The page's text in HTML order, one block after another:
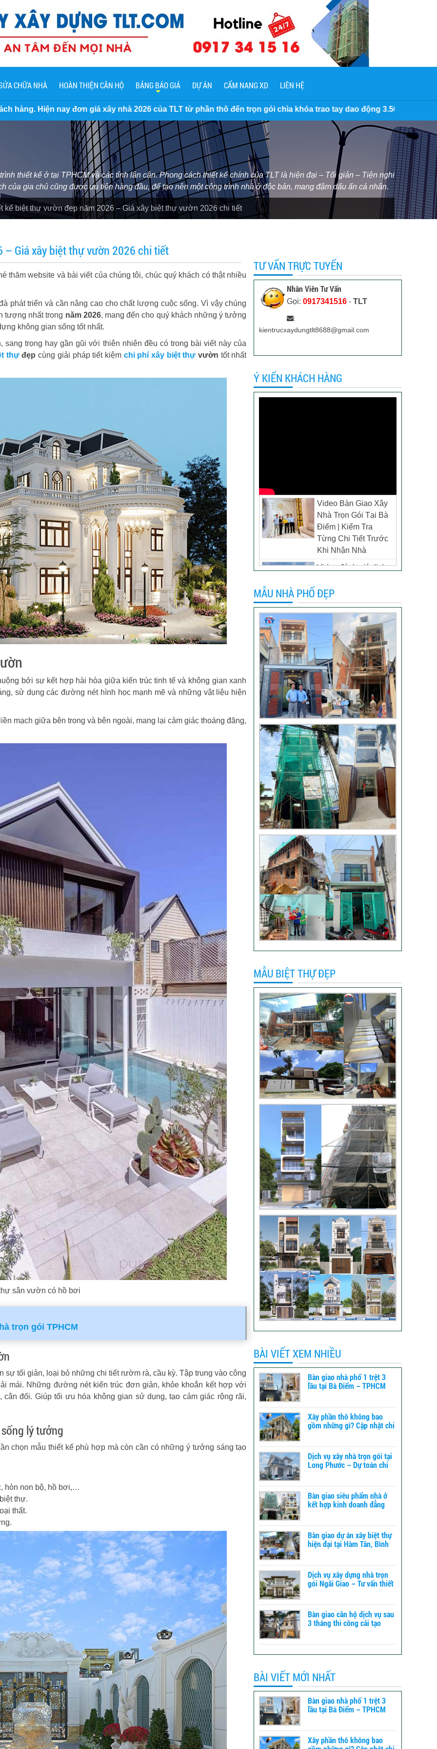
CHỮA NHÀ HOÀN THIỆN CĂN HỘ BẢNG BÁO GIÁ DỰ ÁN CẨM NANG XD LIÊN HỆ
xây nhà 2026 của TLT từ phần thô đến trọn gói chìa khóa trao tay dao động 3.500.000 VNĐ/M2 đến 7 Triệu/M2.
thiết kế ở tại TPHCM và các tỉnh lân cận. Phong cách thiết kế chính của TLT là hiện đại – Tối giản – Tiện nghi
của gia chủ cũng được ưu tiên hàng đầu, để tạo nên một công trình nhà ở độc bản, mang đậm dấu ấn cá nhân.
kế biệt thự vườn đẹp năm 2026 – Giá xây biệt thự vườn 2026 chi tiết
Giá xây biệt thự vườn 2026 chi tiết
thăm website và bài viết của chúng tôi, chúc quý khách có thật nhiều
phát triển và cần nâng cao cho chất lượng cuộc sống. Vì vậy chúng
tượng nhất trong năm 2026, mang đến cho quý khách những ý tưởng
không gian sống tốt nhất.
trọng hay gần gũi với thiên nhiên đều có trong bài viết này của
thựđẹp cùng giải pháp tiết kiệm chi phí xây biệt thự vườn tốt nhất
bởi sự kết hợp hài hòa giữa kiến trúc tinh tế và không gian xanh
sử dụng các đường nét hình học mạnh mẽ và những vật liệu hiện
mạch giữa bên trong và bên ngoài, mang lại cảm giác thoáng đãng,
sân vườn có hồ bơi
trọn gói TPHCM
tối giản, loại bỏ những chi tiết rườm rà, cầu kỳ. Tập trung vào công
mái. Những đường nét kiến trúc đơn giản, khỏe khoắn kết hợp với
đối. Giúp tối ưu hóa không gian sử dụng, tạo cảm giác rộng rãi,
lý tưởng
chọn mẫu thiết kế phù hợp mà còn cần có những ý tưởng sáng tạo
hòn non bộ, hồ bơi,…
thự.
thất.
TƯ VẤN TRỰC TUYẾN
Nhân Viên Tư Vấn
Gọi: 0917341516- TLT
:
kientrucxaydungtlt8688@gmail.com
Ý KIẾN KHÁCH HÀNG
Video Bàn Giao Xây
Nhà Trọn Gói Tại Bà
Điểm | Kiểm Tra
Từng Chi Tiết Trước
Khi Nhận Nhà
Video đánh giá dịch
Tân Uyên, Bình
Dương – Chủ đầu tư
anh Thương
Khách hàng đánh giá
dịch vụ xây dựng của
Đánh giá khách hàng
xây nhà tại Thủ Đức
Thi công móng nhà
có sàn vượt nhịp tại
Hóc Môn
Đánh giá của khách
hàng xây nhà 3 tầng
tại Thủ Đức
Video đánh giá của
khách hàng anh Hào
Quận Gò Vấp-Xây
nhà trọn gói
VIDEO đánh giá của
khách hàng xây nhà
trọn gói tại TP Thủ
Video sửa nhà trọn
gói tại Tân Bình
Video hình ảnh thi
công nhà anh Hiếu
Video bàn giao nhà
chị Phượng – Nhà Bè
TPHCM
Video đánh giá từ
khách hàng chị Oanh
– sửa nhà
Nhận xét khách hàng
nhà chú Trung – Gò
Vấp
MẪU NHÀ PHỐ ĐẸP
MẪU BIỆT THỰ ĐẸP
BÀI VIẾT XEM NHIỀU
Bàn giao nhà phố 1 trệt 3
lầu tại Bà Điểm – TPHCM
Xây phần thô không bao
gồm những gì? Cập nhật chi
Dịch vụ xây nhà trọn gói tại
Long Phước – Dự toán chi
Bàn giao siêu phẩm nhà ở
kết hợp kinh doanh đẳng
Bàn giao dự án xây biệt thự
hiện đại tại Hàm Tân, Bình
Dịch vụ xây dựng nhà trọn
gói Ngãi Giao – Tư vấn thiết
Bàn giao căn hộ dịch vụ sau
3 tháng thi công cải tạo
BÀI VIẾT MỚI NHẤT
Bàn giao nhà phố 1 trệt 3
lầu tại Bà Điểm – TPHCM
Xây phần thô không bao